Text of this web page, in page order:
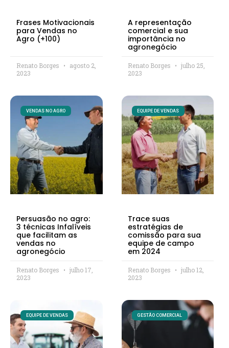
Frases Motivacionais
para Vendas no
Agro (+100)
Renato Borges
agosto 2,
2023
A representação
comercial e sua
importância no
agronegócio
Renato Borges
julho 25,
2023
VENDAS NO AGRO
Persuasão no agro:
3 técnicas Infalíveis
que facilitam as
vendas no
agronegócio
Renato Borges
julho 17,
2023
EQUIPE DE VENDAS
Trace suas
estratégias de
comissão para sua
equipe de campo
em 2024
Renato Borges
julho 12,
2023
EQUIPE DE VENDAS GESTÃO COMERCIAL